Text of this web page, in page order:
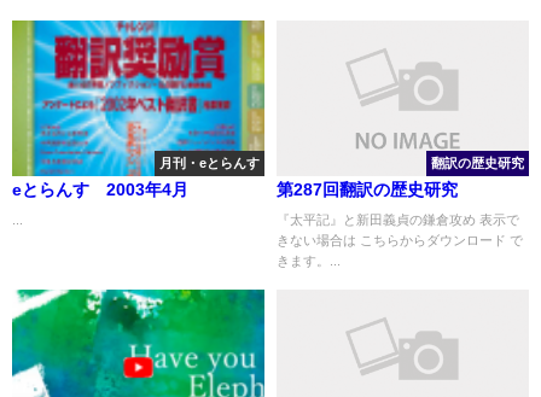
月刊・eとらんす
eとらんす 2003年4月
翻訳の歴史研究
第287回翻訳の歴史研究
『太平記』と新田義貞の鎌倉攻め 表示で
きない場合は こちらからダウンロード で
きます。...